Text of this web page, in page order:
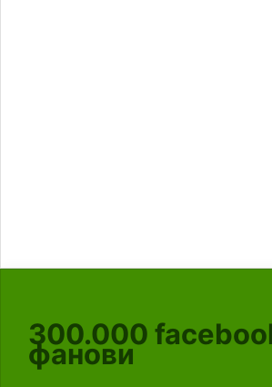
300.000
фанови